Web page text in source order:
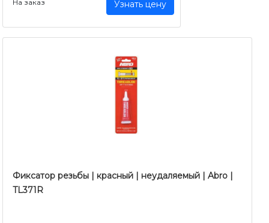
На заказ Узнать цену
Фиксатор резьбы | красный | неудаляемый | Abro |
TL371R